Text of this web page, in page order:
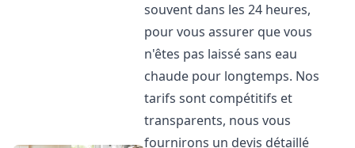
souvent dans les 24 heures,
pour vous assurer que vous
n'êtes pas laissé sans eau
chaude pour longtemps. Nos
tarifs sont compétitifs et
transparents, nous vous
fournirons un devis détaillé